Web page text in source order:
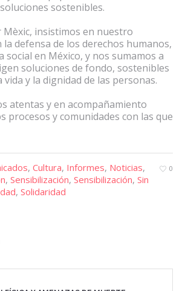
sostenibles.
Mèxic, insistimos en nuestro
defensa de los derechos humanos,
social en México, y nos sumamos a
soluciones de fondo, sostenibles
vida y la dignidad de las personas.
atentas y en acompañamiento
procesos y comunidades con las que
0
, Cultura, Informes, Noticias,
, Sensibilización, Sensibilización, Sin
, Solidaridad